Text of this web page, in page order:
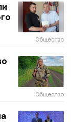
Общество
Общество